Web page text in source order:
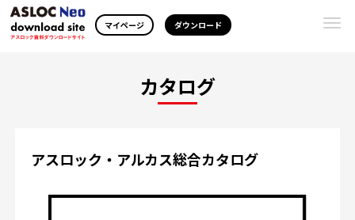
マイページ ダウンロード
カタログ
アスロック・アルカス総合カタログ